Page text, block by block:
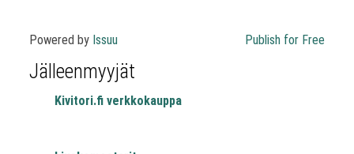
Powered by Issuu Publish for Free
Jälleenmyyjät
Kivitori.fi verkkokauppa